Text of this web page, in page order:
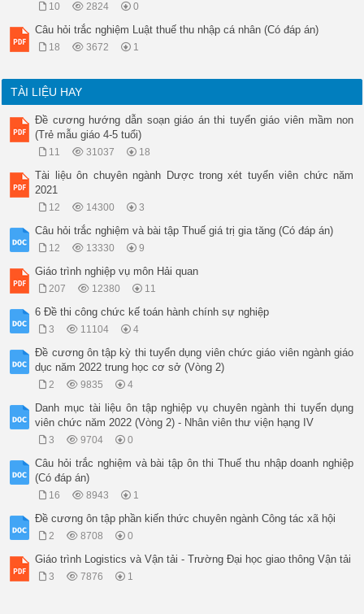
10 2824 0
Câu hỏi trắc nghiệm Luật thuế thu nhập cá nhân (Có đáp án)
18 3672 1
TÀI LIỆU HAY
Đề cương hướng dẫn soạn giáo án thi tuyển giáo viên mầm non
(Trẻ mẫu giáo 4-5 tuổi)
11 31037 18
Tài liệu ôn chuyên ngành Dược trong xét tuyển viên chức năm
2021
12 14300 3
Câu hỏi trắc nghiệm và bài tập Thuế giá trị gia tăng (Có đáp án)
12 13330 9
Giáo trình nghiệp vụ môn Hải quan
207 12380 11
6 Đề thi công chức kế toán hành chính sự nghiệp
3 11104 4
Đề cương ôn tập kỳ thi tuyển dụng viên chức giáo viên ngành giáo
dục năm 2022 trung học cơ sở (Vòng 2)
2 9835 4
Danh mục tài liệu ôn tập nghiệp vụ chuyên ngành thi tuyển dụng
viên chức năm 2022 (Vòng 2) - Nhân viên thư viện hạng IV
3 9704 0
Câu hỏi trắc nghiệm và bài tập ôn thi Thuế thu nhập doanh nghiệp
(Có đáp án)
16 8943 1
Đề cương ôn tập phần kiến thức chuyên ngành Công tác xã hội
2 8708 0
Giáo trình Logistics và Vận tải - Trường Đại học giao thông Vận tải
3 7876 1